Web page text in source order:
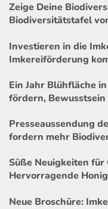
Zeige Deine
Biodiversitätstafel
Investieren in die
Imkereiförderung
Ein Jahr Blühfläche
fördern,
Presseaussendung
fordern mehr
Süße Neuigkeiten
Hervorragende
Neue Broschüre: